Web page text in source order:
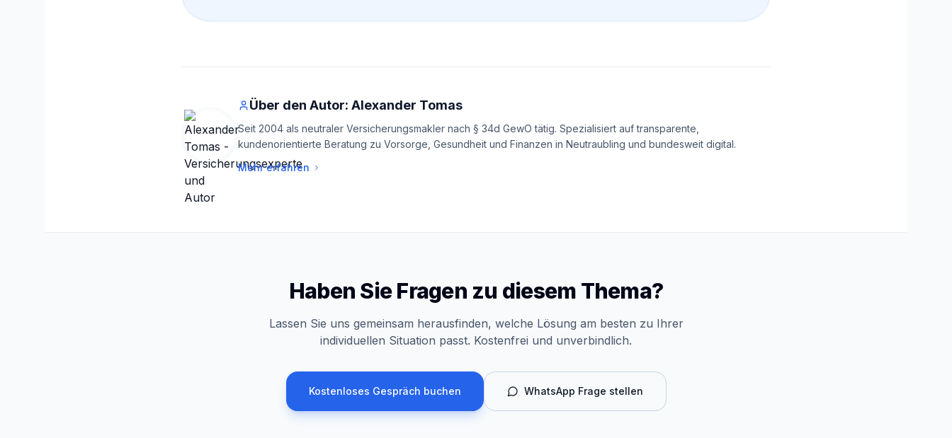
Über den Autor: Alexander Tomas
Seit 2004 als neutraler Versicherungsmakler nach § 34d GewO tätig. Spezialisiert auf transparente,
kundenorientierte Beratung zu Vorsorge, Gesundheit und Finanzen in Neutraubling und bundesweit digital.
Mehr erfahren
Haben Sie Fragen zu diesem Thema?
Lassen Sie uns gemeinsam herausfinden, welche Lösung am besten zu Ihrer
individuellen Situation passt. Kostenfrei und unverbindlich.
Kostenloses Gespräch buchen WhatsApp Frage stellen